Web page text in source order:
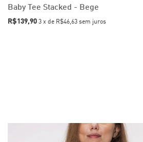
Baby Tee Stacked - Bege
R$139,90 3 x de R$46,63 sem juros